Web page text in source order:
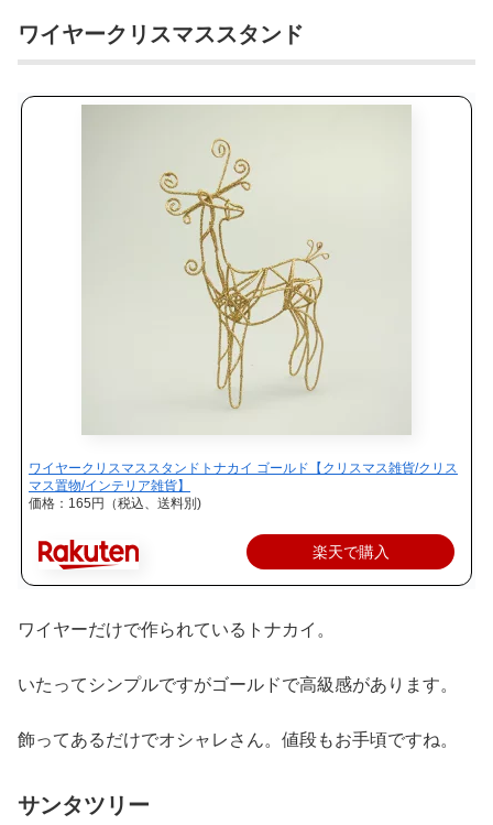
ワイヤークリスマススタンド
ワイヤークリスマススタンドトナカイ ゴールド【クリスマス雑貨/クリス
マス置物/インテリア雑貨】
価格：165円（税込、送料別)
楽天で購入
ワイヤーだけで作られているトナカイ。
いたってシンプルですがゴールドで高級感があります。
飾ってあるだけでオシャレさん。値段もお手頃ですね。
サンタツリー